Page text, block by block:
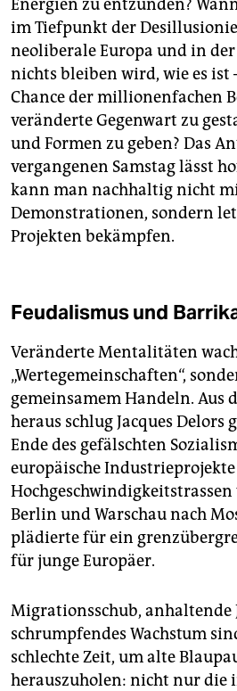
Energien zu entzünden?
im Tiefpunkt der
neoliberale Europa und in der
nichts bleiben wird, wie es ist
Chance der millionenfachen
veränderte Gegenwart zu
und Formen zu geben? Das
vergangenen Samstag lässt
kann man nachhaltig nicht
Demonstrationen, sondern
Projekten bekämpfen.
Feudalismus und
Veränderte Mentalitäten
„Wertegemeinschaften“,
gemeinsamem Handeln. Aus
heraus schlug Jacques Delors
Ende des gefälschten
europäische
Berlin und Warschau nach
plädierte für ein
für junge Europäer.
Migrationsschub, anhaltende
schrumpfendes Wachstum
schlechte Zeit, um alte
herauszuholen: nicht nur die